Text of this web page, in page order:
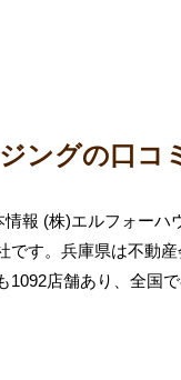
ングの口コ
報 (株)エルフォーハ
です。兵庫県は不動
1092店舗あり、全国